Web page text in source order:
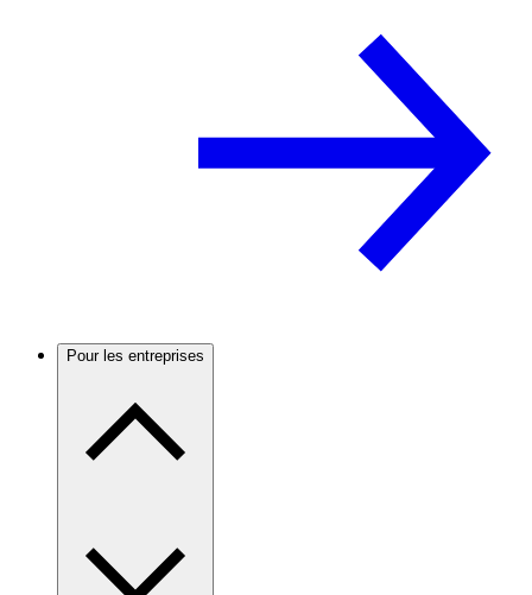
Pour les entreprises